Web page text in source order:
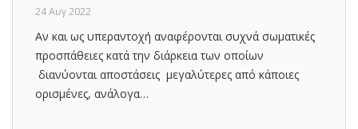
24 Αυγ 2022
Αν και ως υπεραντοχή αναφέρονται συχνά σωματικές
προσπάθειες κατά την διάρκεια των οποίων
διανύονται αποστάσεις μεγαλύτερες από κάποιες
ορισμένες, ανάλογα…